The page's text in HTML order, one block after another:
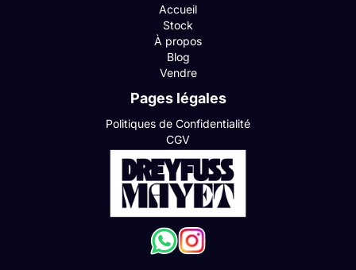
Accueil
Stock
À propos
Blog
Vendre
Pages légales
Politiques de Confidentialité
CGV